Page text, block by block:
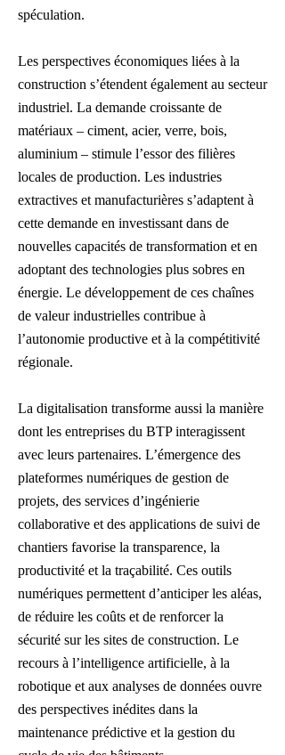
spéculation.
Les perspectives économiques liées à la
construction s’étendent également au secteur
industriel. La demande croissante de
matériaux – ciment, acier, verre, bois,
aluminium – stimule l’essor des filières
locales de production. Les industries
extractives et manufacturières s’adaptent à
cette demande en investissant dans de
nouvelles capacités de transformation et en
adoptant des technologies plus sobres en
énergie. Le développement de ces chaînes
de valeur industrielles contribue à
l’autonomie productive et à la compétitivité
régionale.
La digitalisation transforme aussi la manière
dont les entreprises du BTP interagissent
avec leurs partenaires. L’émergence des
plateformes numériques de gestion de
projets, des services d’ingénierie
collaborative et des applications de suivi de
chantiers favorise la transparence, la
productivité et la traçabilité. Ces outils
numériques permettent d’anticiper les aléas,
de réduire les coûts et de renforcer la
sécurité sur les sites de construction. Le
recours à l’intelligence artificielle, à la
robotique et aux analyses de données ouvre
des perspectives inédites dans la
maintenance prédictive et la gestion du